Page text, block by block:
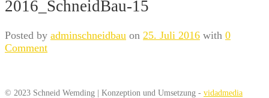
2016_SchneidBau-15
Posted by adminschneidbau on 25. Juli 2016 with 0
Comment
© 2023 Schneid Wemding | Konzeption und Umsetzung - vidadmedia